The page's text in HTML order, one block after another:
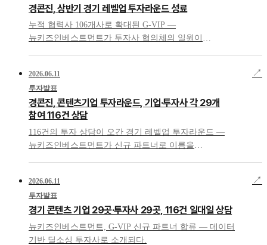
경콘진, 상반기 경기 레벨업 투자라운드 성료
누적 협력사 106개사로 확대된 G-VIP —
뉴키즈인베스트먼트가 투자사 협의체의 일원이
2026.06.11
투자발표
경콘진, 콘텐츠기업 투자라운드, 기업·투자사 각 29개
참여 116건 상담
116건의 투자 상담이 오간 경기 레벨업 투자라운드 —
뉴키즈인베스트먼트가 신규 파트너로 이름을
↗
2026.06.11
투자발표
경기 콘텐츠 기업 29곳·투자사 29곳, 116건 일대일 상담
뉴키즈인베스트먼트, G-VIP 신규 파트너 합류 — 데이터
기반 딜소싱 투자사로 소개되다.
↗